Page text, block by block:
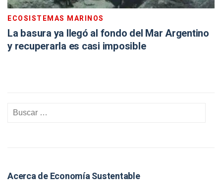
ECOSISTEMAS MARINOS
La basura ya llegó al fondo del Mar Argentino
y recuperarla es casi imposible
Acerca de Economía Sustentable